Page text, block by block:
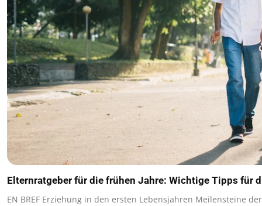
Elternratgeber für die frühen Jahre: Wichtige Tipps für
EN BREF Erziehung in den ersten Lebensjahren Meilensteine